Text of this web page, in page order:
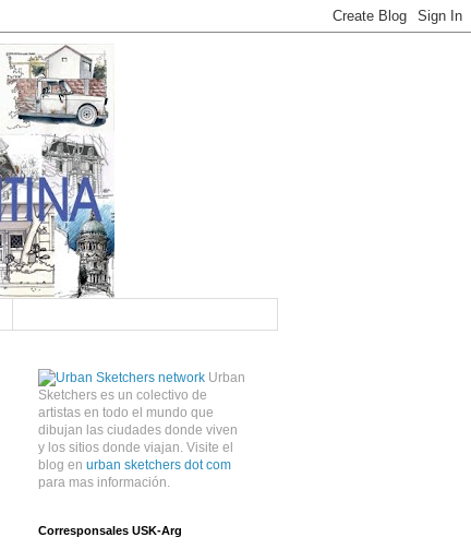
Urban
Sketchers es un colectivo de
artistas en todo el mundo que
dibujan las ciudades donde viven
y los sitios donde viajan. Visite el
blog en urban sketchers dot com
para mas información.
Corresponsales USK-Arg